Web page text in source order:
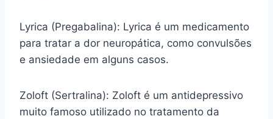
Lyrica (Pregabalina): Lyrica é um medicamento
para tratar a dor neuropática, como convulsões
e ansiedade em alguns casos.
Zoloft (Sertralina): Zoloft é um antidepressivo
muito famoso utilizado no tratamento da